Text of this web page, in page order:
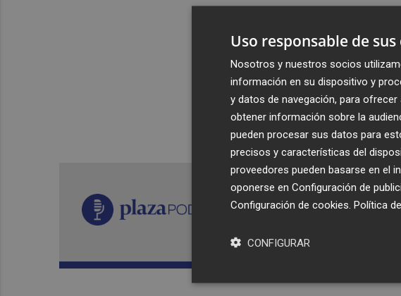
Uso responsable de
Nosotros y nuestros socios
información en su dispositivo y
y datos de navegación, para
obtener información sobre la
pueden procesar sus datos para
precisos y características del
proveedores pueden basarse en el
oponerse en Configuración de
Configuración de cookies Política
CONFIGURAR